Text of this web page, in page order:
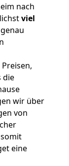
nach
viel
die
wir über
von
eine